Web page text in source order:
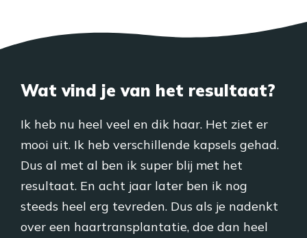
Wat vind je van het resultaat?
Ik heb nu heel veel en dik haar. Het ziet er
mooi uit. Ik heb verschillende kapsels gehad.
Dus al met al ben ik super blij met het
resultaat. En acht jaar later ben ik nog
steeds heel erg tevreden. Dus als je nadenkt
over een haartransplantatie, doe dan heel